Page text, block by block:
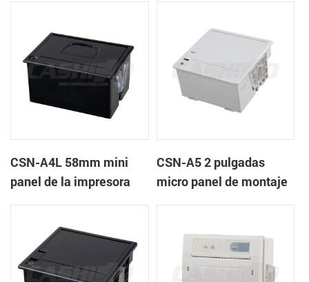
CSN-A4L 58mm mini
panel de la impresora
CSN-A5 2 pulgadas
micro panel de montaje